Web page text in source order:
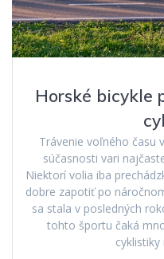
Horské bicykle
Trávenie voľného času
súčasnosti vari
Niektorí volia iba
dobre zapotiť po
sa stala v posledných
tohto športu čaká